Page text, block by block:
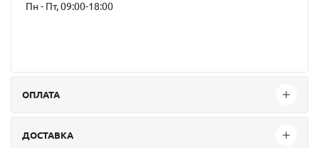
Пн - Пт, 09:00-18:00
ОПЛАТА
ДОСТАВКА